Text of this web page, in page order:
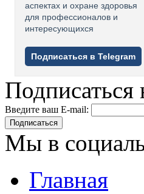
аспектах и охране здоровья
для профессионалов и
интересующихся
Подписаться в Telegram
Подписаться
Введите ваш E-mail:
Подписаться
Мы в
Главная